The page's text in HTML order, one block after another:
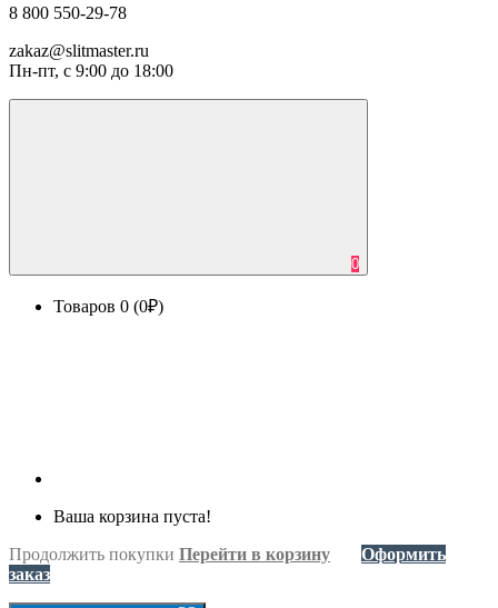
8 800 550-29-78
zakaz@slitmaster.ru
Пн-пт, с 9:00 до 18:00
0
Товаров 0 (0₽)
Ваша корзина пуста!
Продолжить покупки Перейти в корзину
Оформить
заказ